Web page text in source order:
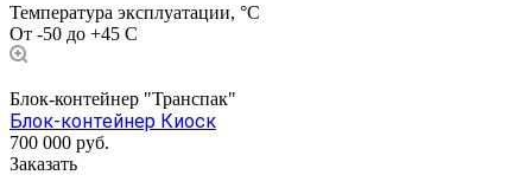
Температура эксплуатации, °С
От -50 до +45 С
Блок-контейнер "Транспак"
Блок-контейнер Киоск
700 000 руб.
Заказать